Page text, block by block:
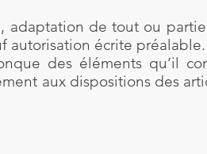
adaptation de tout ou
autorisation écrite préalable.
des éléments qu’il
aux dispositions des